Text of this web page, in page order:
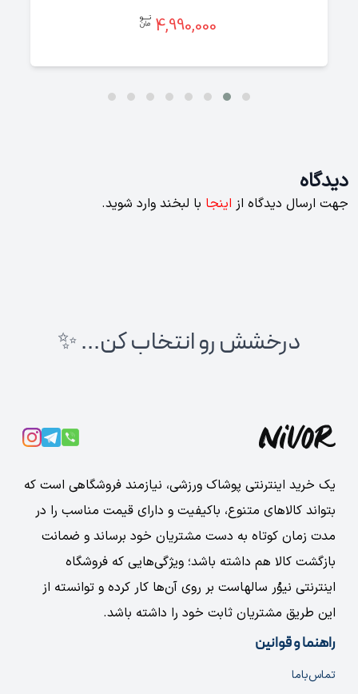
4,990,000
دیدگاه
جهت ارسال دیدگاه از اینجا با لبخند وارد شوید.
درخشش رو انتخاب کن... ✨
یک خرید اینترنتی پوشاک ورزشی، نیازمند فروشگاهی است که
بتواند کالاهای متنوع، باکیفیت و دارای قیمت مناسب را در
مدت زمان کوتاه به دست مشتریان خود برساند و ضمانت
بازگشت کالا هم داشته باشد؛ ویژگی‌هایی که فروشگاه
اینترنتی نیوُر سالهاست بر روی آن‌ها کار کرده و توانسته از
این طریق مشتریان ثابت خود را داشته باشد.
راهنما و قوانین
تماس‌با‌ما